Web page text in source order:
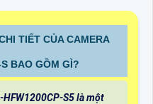
TIẾT CỦA CAMERA
BAO GỒM GÌ?
HFW1200CP-S5 là một